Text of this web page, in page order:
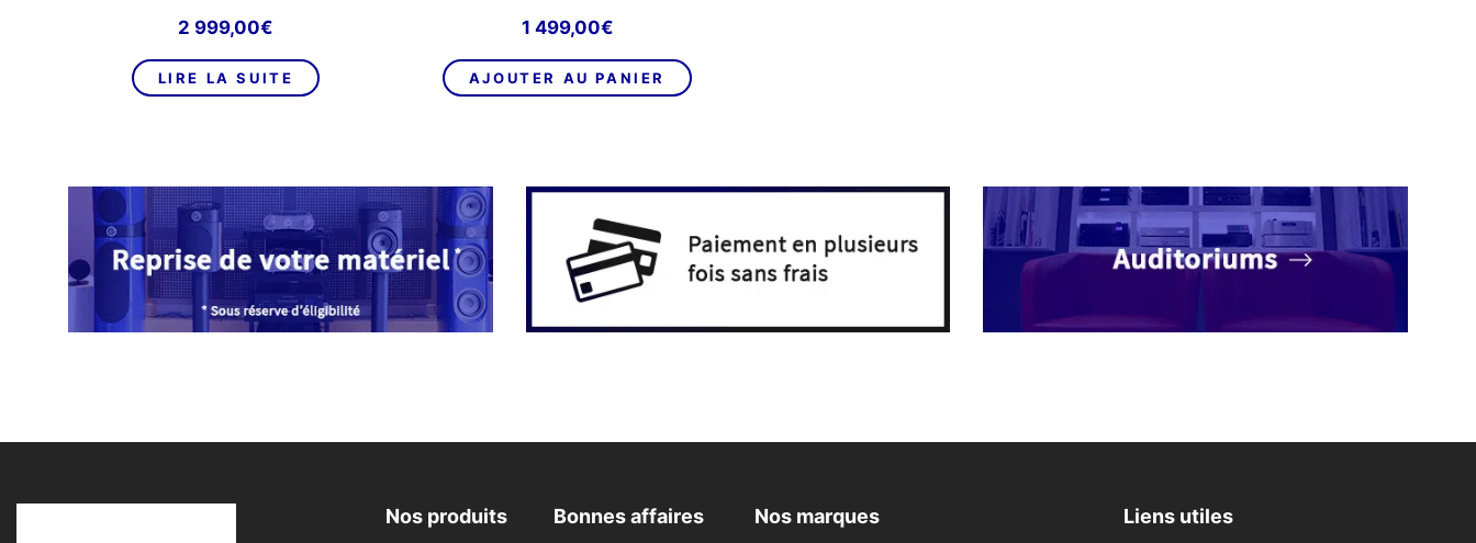
2 999,00€
LIRE LA SUITE
1 499,00€
AJOUTER AU PANIER
Nos produits Bonnes affaires Nos marques Liens utiles